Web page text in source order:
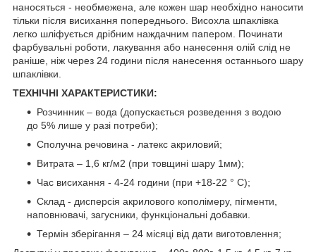
наносяться - необмежена, але кожен шар необхідно наносити
тільки після висихання попереднього. Висохла шпаклівка
легко шліфується дрібним наждачним папером. Починати
фарбувальні роботи, лакування або нанесення олій слід не
раніше, ніж через 24 години після нанесення останнього шару
шпаклівки.
ТЕХНІЧНІ ХАРАКТЕРИСТИКИ:
Розчинник – вода (допускається розведення з водою
до 5% лише у разі потреби);
Сполучна речовина - латекс акриловий;
Витрата – 1,6 кг/м2 (при товщині шару 1мм);
Час висихання - 4-24 години (при +18-22 ° С);
Склад - дисперсія акрилового кополімеру, пігменти,
наповнювачі, загусники, функціональні добавки.
Термін зберігання – 24 місяці від дати виготовлення;